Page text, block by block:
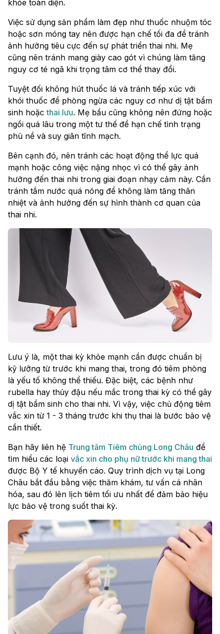
khỏe toàn diện.
Việc sử dụng sản phẩm làm đẹp như thuốc nhuộm tóc
hoặc sơn móng tay nên được hạn chế tối đa để tránh
ảnh hưởng tiêu cực đến sự phát triển thai nhi. Mẹ
cũng nên tránh mang giày cao gót vì chúng làm tăng
nguy cơ té ngã khi trọng tâm cơ thể thay đổi.
Tuyệt đối không hút thuốc lá và tránh tiếp xúc với
khói thuốc để phòng ngừa các nguy cơ như dị tật bẩm
sinh hoặcthai lưu. Mẹ bầu cũng không nên đứng hoặc
ngồi quá lâu trong một tư thế để hạn chế tình trạng
phù nề và suy giãn tĩnh mạch.
Bên cạnh đó, nên tránh các hoạt động thể lực quá
mạnh hoặc công việc nặng nhọc vì có thể gây ảnh
hưởng đến thai nhi trong giai đoạn nhạy cảm này. Cần
tránh tắm nước quá nóng để không làm tăng thân
nhiệt và ảnh hưởng đến sự hình thành cơ quan của
thai nhi.
Lưu ý là, một thai kỳ khỏe mạnh cần được chuẩn bị
kỹ lưỡng từ trước khi mang thai, trong đó tiêm phòng
là yếu tố không thể thiếu. Đặc biệt, các bệnh như
rubella hay thủy đậu nếu mắc trong thai kỳ có thể gây
dị tật bẩm sinh cho thai nhi. Vì vậy, việc chủ động tiêm
vắc xin từ 1 - 3 tháng trước khi thụ thai là bước bảo vệ
cần thiết.
Bạn hãy liên hệ Trung tâm Tiêm chủng Long Châu để
tìm hiểu các loại vắc xin cho phụ nữ trước khi mang thai
được Bộ Y tế khuyến cáo. Quy trình dịch vụ tại Long
Châu bắt đầu bằng việc thăm khám, tư vấn cá nhân
hóa, sau đó lên lịch tiêm tối ưu nhất để đảm bảo hiệu
lực bảo vệ trong suốt thai kỳ.